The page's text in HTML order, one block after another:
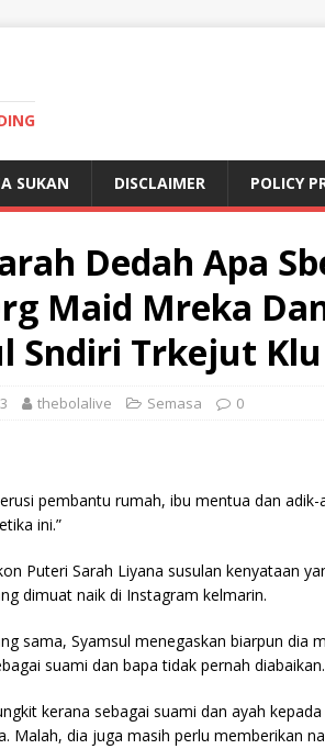
SUKAN DISCLAIMER POLICY
Dedah Apa
Maid Mreka
Sndiri Trkejut
thebolalive Semasa 0
pembantu rumah, ibu mentua dan
ini.”
Puteri Sarah Liyana susulan kenyataan
dimuat naik di Instagram kelmarin.
sama, Syamsul menegaskan biarpun dia
suami dan bapa tidak pernah diabaikan.
kerana sebagai suami dan ayah
Malah, dia juga masih perlu memberikan